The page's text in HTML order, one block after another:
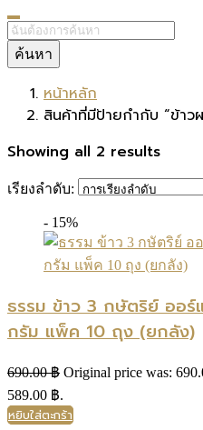
ค้นหา
หน้าหลัก
สินค้าที่มีป้ายกำกับ “ข้าว
Showing all 2 results
เรียงลำดับ:
- 15%
ธรรม ข้าว 3 กษัตริย์ ออ
กรัม แพ็ค 10 ถุง (ยกลัง)
690.00฿ Original price was:
589.00 ฿.
หยิบใส่ตะกร้า